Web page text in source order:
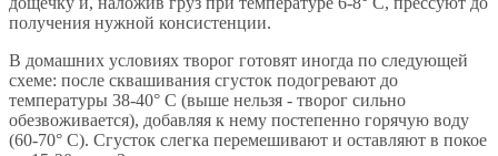
получения нужной консистенции.
В домашних условиях творог готовят иногда по следующей
схеме: после сквашивания сгусток подогревают до
температуры 38-40° С (выше нельзя - творог сильно
обезвоживается), добавляя к нему постепенно горячую воду
(60-70° С). Сгусток слегка перемешивают и оставляют в покое